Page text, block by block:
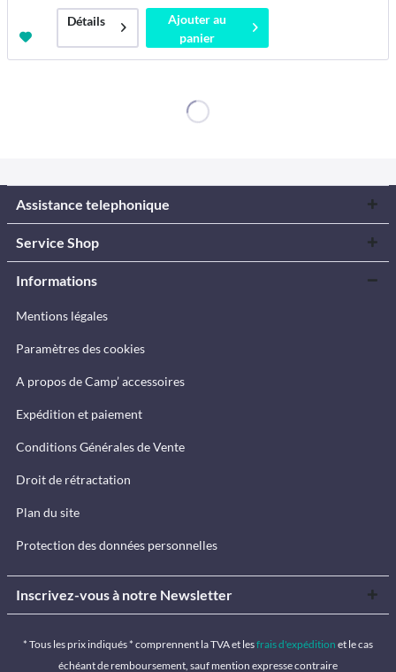
Détails
Ajouter au
panier
Assistance telephonique
Service Shop
Informations
Mentions légales
Paramètres des cookies
A propos de Camp’ accessoires
Expédition et paiement
Conditions Générales de Vente
Droit de rétractation
Plan du site
Protection des données personnelles
Inscrivez-vous à notre Newsletter
* Tous les prix indiqués * comprennent la TVA et lesfrais d'expédition et le cas
échéant de remboursement, sauf mention expresse contraire